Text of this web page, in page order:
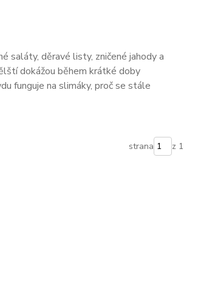
saláty, děravé listy, zničené jahody a
dokážou během krátké doby
funguje na slimáky, proč se stále
strana z 1